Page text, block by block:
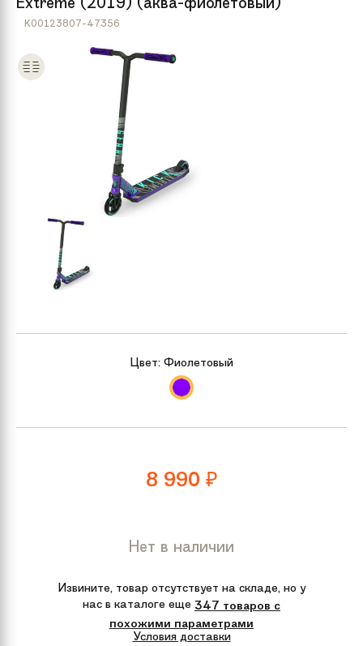
K00123807-47356
8 990 ₽
Нет в наличии
Извините, товар отсутствует на складе, но у
нас в каталоге еще 347 товаров с
похожими параметрами
Цвет: Фиолетовый
Условия доставки